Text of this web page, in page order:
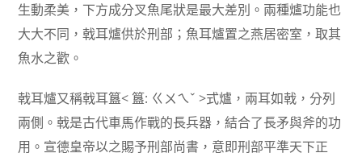
生動柔美，下方成分叉魚尾狀是最大差別。兩種爐功能也
大大不同，戟耳爐供於刑部；魚耳爐置之燕居密室，取其
魚水之歡。
戟耳爐又稱戟耳簋< 簋: ㄍㄨㄟˇ >式爐，兩耳如戟，分列
兩側。戟是古代車馬作戰的長兵器，結合了長矛與斧的功
用。宣德皇帝以之賜予刑部尚書，意即刑部平準天下正